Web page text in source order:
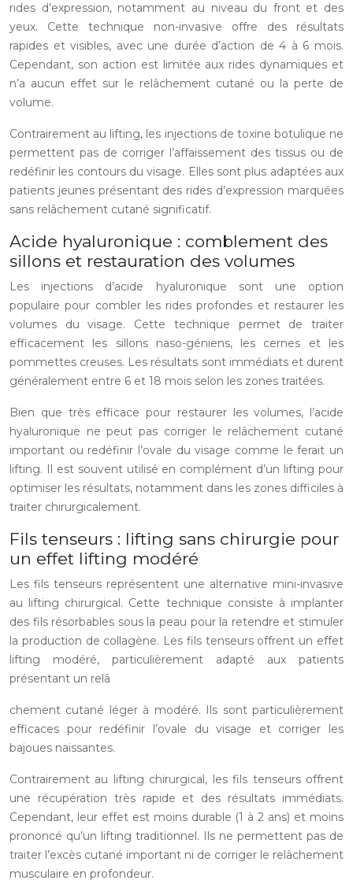
rides d’expression, notamment au niveau du front et des
yeux. Cette technique non-invasive offre des résultats
rapides et visibles, avec une durée d’action de 4 à 6 mois.
Cependant, son action est limitée aux rides dynamiques et
n’a aucun effet sur le relâchement cutané ou la perte de
volume.
Contrairement au lifting, les injections de toxine botulique ne
permettent pas de corriger l’affaissement des tissus ou de
redéfinir les contours du visage. Elles sont plus adaptées aux
patients jeunes présentant des rides d’expression marquées
sans relâchement cutané significatif.
Acide hyaluronique : comblement des
sillons et restauration des volumes
Les injections d’acide hyaluronique sont une option
populaire pour combler les rides profondes et restaurer les
volumes du visage. Cette technique permet de traiter
efficacement les sillons naso-géniens, les cernes et les
pommettes creuses. Les résultats sont immédiats et durent
généralement entre 6 et 18 mois selon les zones traitées.
Bien que très efficace pour restaurer les volumes, l’acide
hyaluronique ne peut pas corriger le relâchement cutané
important ou redéfinir l’ovale du visage comme le ferait un
lifting. Il est souvent utilisé en complément d’un lifting pour
optimiser les résultats, notamment dans les zones difficiles à
traiter chirurgicalement.
Fils tenseurs : lifting sans chirurgie pour
un effet lifting modéré
Les fils tenseurs représentent une alternative mini-invasive
au lifting chirurgical. Cette technique consiste à implanter
des fils résorbables sous la peau pour la retendre et stimuler
la production de collagène. Les fils tenseurs offrent un effet
lifting modéré, particulièrement adapté aux patients
présentant un relâ
chement cutané léger à modéré. Ils sont particulièrement
efficaces pour redéfinir l’ovale du visage et corriger les
bajoues naissantes.
Contrairement au lifting chirurgical, les fils tenseurs offrent
une récupération très rapide et des résultats immédiats.
Cependant, leur effet est moins durable (1 à 2 ans) et moins
prononcé qu’un lifting traditionnel. Ils ne permettent pas de
traiter l’excès cutané important ni de corriger le relâchement
musculaire en profondeur.